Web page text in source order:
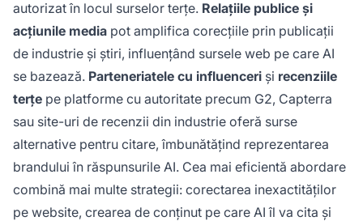
autorizat în locul surselor terțe. Relațiile publice și
acțiunile media pot amplifica corecțiile prin publicații
de industrie și știri, influențând sursele web pe care AI
se bazează. Parteneriatele cu influenceri și recenziile
terțe pe platforme cu autoritate precum G2, Capterra
sau site-uri de recenzii din industrie oferă surse
alternative pentru citare, îmbunătățind reprezentarea
brandului în răspunsurile AI. Cea mai eficientă abordare
combină mai multe strategii: corectarea inexactităților
pe website, crearea de conținut pe care AI îl va cita și